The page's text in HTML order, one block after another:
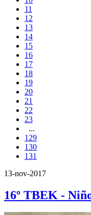
11
12
13
14
15
16
17
18
19
20
21
22
23
...
129
130
131
13-nov-2017
16º TBEK -